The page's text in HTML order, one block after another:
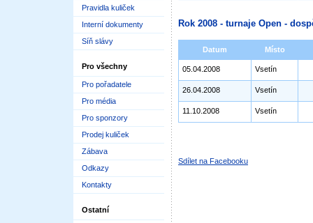
Pravidla kuliček
Interní dokumenty
Síň slávy
Pro všechny
Pro pořadatele
Pro média
Pro sponzory
Prodej kuliček
Zábava
Odkazy
Kontakty
Ostatní
Rok 2008 - turnaje Open -
Datum Místo
05.04.2008 Vsetín
26.04.2008 Vsetín
11.10.2008 Vsetín
Sdílet na Facebooku